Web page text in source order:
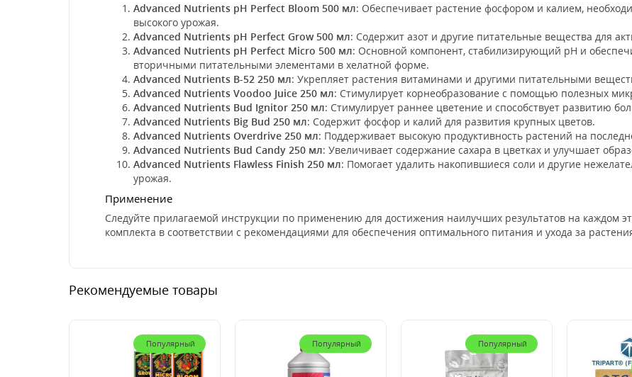
Advanced Nutrients pH Perfect Bloom 500 мл: Обеспечивает растение фосфором и калием,
высокого урожая.
Advanced Nutrients pH Perfect Grow 500 мл: Содержит азот и другие питательные вещества для
Advanced Nutrients pH Perfect Micro 500 мл: Основной компонент, стабилизирующий pH и
вторичными питательными элементами в хелатной форме.
Advanced Nutrients B-52 250 мл: Укрепляет растения витаминами и другими питательными
Advanced Nutrients Voodoo Juice 250 мл: Стимулирует корнеобразование с помощью полезных
Advanced Nutrients Bud Ignitor 250 мл: Стимулирует раннее цветение и способствует развитию
Advanced Nutrients Big Bud 250 мл: Содержит фосфор и калий для развития крупных цветов.
Advanced Nutrients Overdrive 250 мл: Поддерживает высокую продуктивность растений на
Advanced Nutrients Bud Candy 250 мл: Увеличивает содержание сахара в цветках и улучшает
Advanced Nutrients Flawless Finish 250 мл: Помогает удалить накопившиеся соли и другие
урожая.
Применение
Следуйте прилагаемой инструкции по применению для достижения наилучших результатов на каждом
комплекта в соответствии с рекомендациями для обеспечения оптимального питания и ухода за
Рекомендуемые товары
Популярный Популярный Популярный